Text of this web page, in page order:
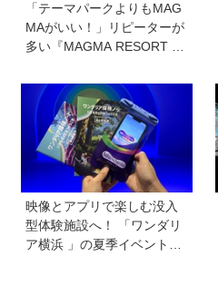
「テーマパークよりもMAG
MAがいい！」リピーターが
多い『MAGMA RESORT 下
ゾートではない、子どもの
目が輝きだす秘密とは《創
業者 福永祐大さん創業の想
い》
映像とアプリで楽しむ没入
型体験施設へ！ 「ワンダリ
ア横浜 」の夏季イベント